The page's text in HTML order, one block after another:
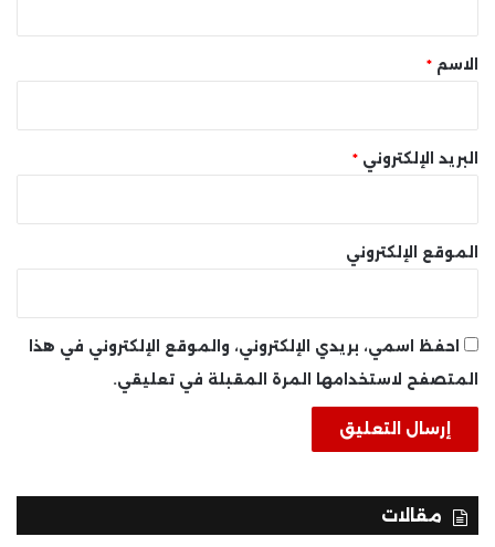
*الاسم *
البريد الإلكتروني *
الموقع الإلكتروني
احفظ اسمي، بريدي الإلكتروني، والموقع الإلكتروني في هذا
المتصفح لاستخدامها المرة المقبلة في تعليقي.
مقالات